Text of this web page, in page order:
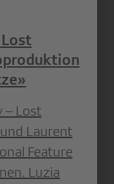
– Lost
Laurent
Feature
Luzia